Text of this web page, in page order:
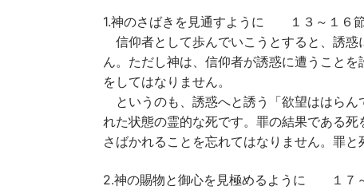
1.神のさばきを見通すように １３～１６
信仰者として歩んでいこうとすると、誘惑
ん。ただし神は、信仰者が誘惑に遭うこと
をしてはなりません。
というのも、誘惑へと誘う「欲望ははらん
れた状態の霊的な死です。罪の結果である
さばかれることを忘れてはなりません。罪
2.神の賜物と御心を見極めるように １７